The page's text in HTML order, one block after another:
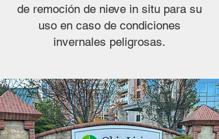
de remoción de nieve in situ para su
uso en caso de condiciones
invernales peligrosas.